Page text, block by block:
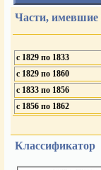
РУССКАЯ
номера
гренаду
инженерную
"шефские" короны
Артиллерия
Учебные заведения
ВОЕННЫЙ ФЛОТ
Mин. и вед.
Военные до 1829
Военные 1829-1857
Военные 1857-1917
Части, имевшие
с 1829 по 1833
с 1829 по 1860
с 1833 по 1856
с 1856 по 1862
Классификатор